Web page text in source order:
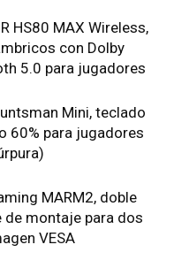
HS80 MAX Wireless,
con Dolby
5.0 para jugadores
Mini, teclado
60% para jugadores
MARM2, doble
de montaje para dos
VESA